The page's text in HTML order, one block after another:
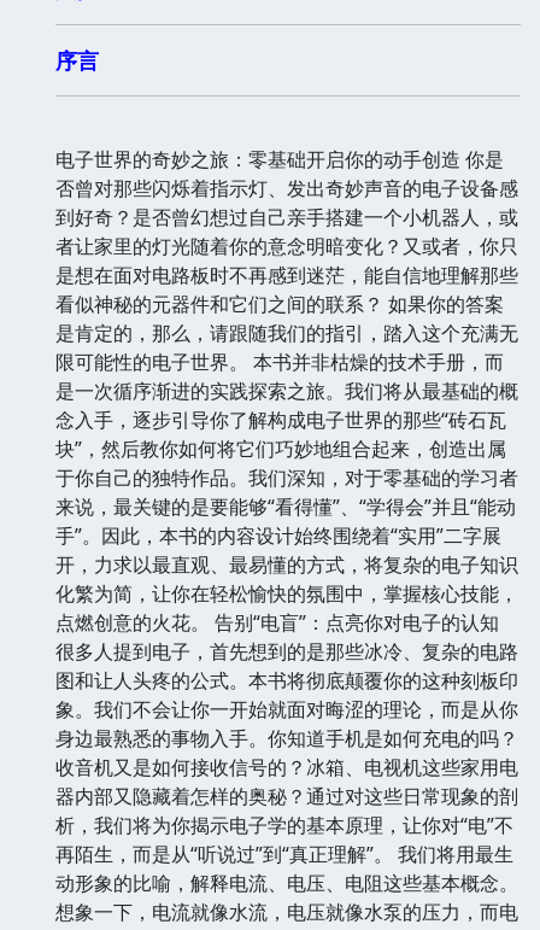
序言
电子世界的奇妙之旅：零基础开启你的动手创造 你是
否曾对那些闪烁着指示灯、发出奇妙声音的电子设备感
到好奇？是否曾幻想过自己亲手搭建一个小机器人，或
者让家里的灯光随着你的意念明暗变化？又或者，你只
是想在面对电路板时不再感到迷茫，能自信地理解那些
看似神秘的元器件和它们之间的联系？ 如果你的答案
是肯定的，那么，请跟随我们的指引，踏入这个充满无
限可能性的电子世界。 本书并非枯燥的技术手册，而
是一次循序渐进的实践探索之旅。我们将从最基础的概
念入手，逐步引导你了解构成电子世界的那些“砖石瓦
块”，然后教你如何将它们巧妙地组合起来，创造出属
于你自己的独特作品。我们深知，对于零基础的学习者
来说，最关键的是要能够“看得懂”、“学得会”并且“能动
手”。因此，本书的内容设计始终围绕着“实用”二字展
开，力求以最直观、最易懂的方式，将复杂的电子知识
化繁为简，让你在轻松愉快的氛围中，掌握核心技能，
点燃创意的火花。 告别“电盲”：点亮你对电子的认知
很多人提到电子，首先想到的是那些冰冷、复杂的电路
图和让人头疼的公式。本书将彻底颠覆你的这种刻板印
象。我们不会让你一开始就面对晦涩的理论，而是从你
身边最熟悉的事物入手。你知道手机是如何充电的吗？
收音机又是如何接收信号的？冰箱、电视机这些家用电
器内部又隐藏着怎样的奥秘？通过对这些日常现象的剖
析，我们将为你揭示电子学的基本原理，让你对“电”不
再陌生，而是从“听说过”到“真正理解”。 我们将用最生
动形象的比喻，解释电流、电压、电阻这些基本概念。
想象一下，电流就像水流，电压就像水泵的压力，而电